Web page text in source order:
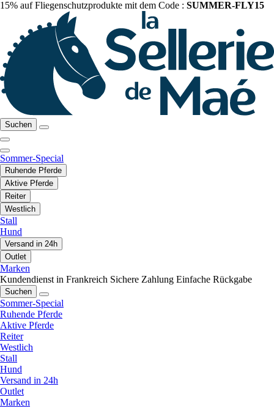
15% auf Fliegenschutzprodukte mit dem Code : SUMMER-FLY15
Suchen
Sommer-Special
Ruhende Pferde
Aktive Pferde
Reiter
Westlich
Stall
Hund
Versand in 24h
Outlet
Marken
Kundendienst in Frankreich Sichere Zahlung Einfache Rückgabe
Suchen
Sommer-Special
Ruhende Pferde
Aktive Pferde
Reiter
Westlich
Stall
Hund
Versand in 24h
Outlet
Marken